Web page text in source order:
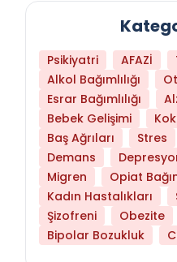
Psikiyatri AFAZİ
Alkol Bağımlılığı
Esrar Bağımlılığı
Bebek Gelişimi
Baş Ağrıları
Stres
Demans
Migren
Opiat
Kadın Hastalıkları
Şizofreni
Obezite
Bipolar Bozukluk